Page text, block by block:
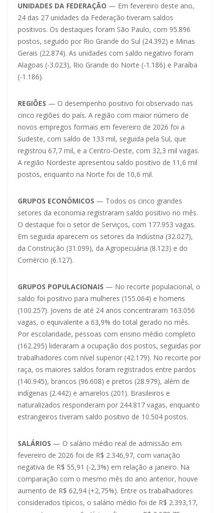
UNIDADES DA FEDERAÇÃO — Em fevereiro deste ano,
24 das 27 unidades da Federação tiveram saldos
positivos. Os destaques foram São Paulo, com 95.896
postos, seguido por Rio Grande do Sul (24.392) e Minas
Gerais (22.874). As unidades com saldo negativo foram
Alagoas (-3.023), Rio Grande do Norte (-1.186) e Paraíba
(-1.186).
REGIÕES — O desempenho positivo foi observado nas
cinco regiões do país. A região com maior número de
novos empregos formais em fevereiro de 2026 foi a
Sudeste, com saldo de 133 mil, seguida pela Sul, que
registrou 67,7 mil, e a Centro-Oeste, com 32,3 mil vagas.
A região Nordeste apresentou saldo positivo de 11,6 mil
postos, enquanto na Norte foi de 10,6 mil.
GRUPOS ECONÔMICOS — Todos os cinco grandes
setores da economia registraram saldo positivo no mês.
O destaque foi o setor de Serviços, com 177.953 vagas.
Em seguida aparecem os setores da Indústria (32.027),
da Construção (31.099), da Agropecuária (8.123) e do
Comércio (6.127).
GRUPOS POPULACIONAIS — No recorte populacional, o
saldo foi positivo para mulheres (155.064) e homens
(100.257). Jovens de até 24 anos concentraram 163.056
vagas, o equivalente a 63,9% do total gerado no mês.
Por escolaridade, pessoas com ensino médio completo
(162.295) lideraram a ocupação dos postos, seguidas por
trabalhadores com nível superior (42.179). No recorte por
raça, os maiores saldos foram registrados entre pardos
(140.945), brancos (96.608) e pretos (28.979), além de
indígenas (2.442) e amarelos (201). Brasileiros e
naturalizados responderam por 244.817 vagas, enquanto
estrangeiros tiveram saldo positivo de 10.504 postos.
SALÁRIOS — O salário médio real de admissão em
fevereiro de 2026 foi de R$ 2.346,97, com variação
negativa de R$ 55,91 (-2,3%) em relação a janeiro. Na
comparação com o mesmo mês do ano anterior, houve
aumento de R$ 62,94 (+2,75%). Entre os trabalhadores
considerados típicos, o salário médio foi de R$ 2.393,17,